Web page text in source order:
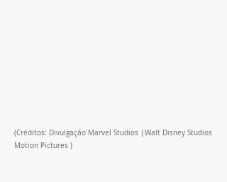
(Créditos: Divulgação Marvel Studios |Walt Disney Studios
Motion Pictures )